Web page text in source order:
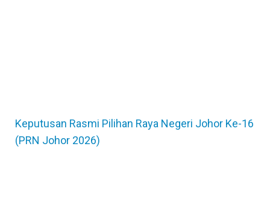
Keputusan Rasmi Pilihan Raya Negeri Johor Ke-16
(PRN Johor 2026)